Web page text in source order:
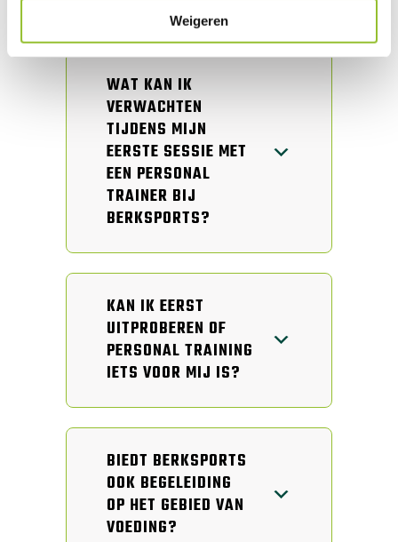
Weigeren
WAT KAN IK
VERWACHTEN
TIJDENS MIJN
EERSTE SESSIE MET
EEN PERSONAL
TRAINER BIJ
BERKSPORTS?
KAN IK EERST
UITPROBEREN OF
PERSONAL TRAINING
IETS VOOR MIJ IS?
BIEDT BERKSPORTS
OOK BEGELEIDING
OP HET GEBIED VAN
VOEDING?